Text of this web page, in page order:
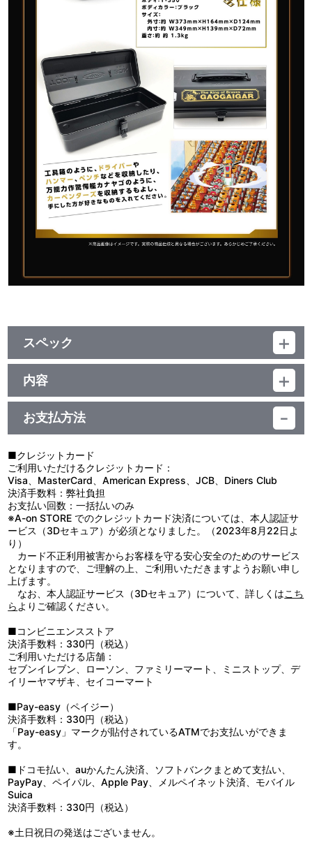
スペック
品番：TU-7930
ジャンル：その他
素材：スチール
サイズ：外寸：約 W373mm×H164mm×D124mm／内寸：約
W349mm×H139mm×D72mm
重さ：約 1.3kg
内容
【TOYO STEEL（東洋スチール）について】
夢は、錆びない。
1969年世界で初めて一枚の銅板を継ぎ目のない「深絞り技術」を
美しいその工具箱はグッドデザイン賞、ロングライフ賞などを受賞
し半世紀以上たった今も愛され続けています。
【使用上の注意】
●本来の用途以外で使用しないでください。
●細かいキズやスレ、塗装剥がれが発生している場合がございま
す。こちらは製品工程上生じるものであり、使用に問題ございませ
ん。
●小さなお子様の手の届くところに置かないでください。
●火気や高温のものに近づけないでください。
●高温多湿、直射日光の当たる場所での保管はお避けください。
●商品に記載の取扱方法をよく読み、正しくご使用ください。
お支払方法
■クレジットカード
ご利用いただけるクレジットカード：
Visa、MasterCard、American Express、JCB、Diners Club
決済手数料：弊社負担
お支払い回数：一括払いのみ
※A-on STORE でのクレジットカード決済については、本人認証サ
ービス（3Dセキュア）が必須となりました。（2023年8月22日よ
り）
カード不正利用被害からお客様を守る安心安全のためのサービス
となりますので、ご理解の上、ご利用いただきますようお願い申し
上げます。
なお、本人認証サービス（3Dセキュア）について、詳しくはこち
ら よりご確認ください。
■コンビニエンスストア
決済手数料：330円（税込）
ご利用いただける店舗：
セブンイレブン、ローソン、ファミリーマート、ミニストップ、デ
イリーヤマザキ、セイコーマート
■Pay-easy（ペイジー）
決済手数料：330円（税込）
「Pay-easy」マークが貼付されているATMでお支払いができま
す。
■ドコモ払い、auかんたん決済、ソフトバンクまとめて支払い、
PayPay、ペイパル、Apple Pay、メルペイネット決済、モバイル
Suica
決済手数料：330円（税込）
※土日祝日の発送はございません。